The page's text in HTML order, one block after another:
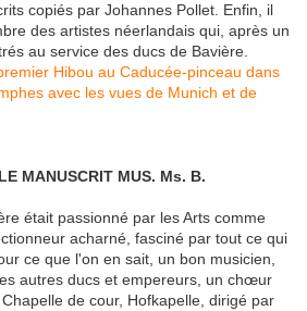
copiés par Johannes Pollet. Enfin, il
des artistes néerlandais qui, après un
au service des ducs de Bavière.
Hibou au Caducée-pinceau dans
avec les vues de Munich et de
LE MANUSCRIT MUS. Ms. B.
était passionné par les Arts comme
acharné, fasciné par tout ce qui
ce que l'on en sait, un bon musicien,
autres ducs et empereurs, un chœur
de cour, Hofkapelle, dirigé par